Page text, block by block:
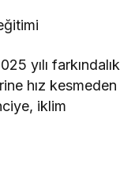
yılı farkındalık
hız kesmeden
iklim